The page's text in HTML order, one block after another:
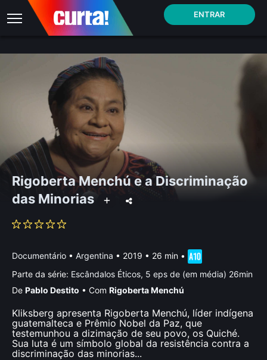
ENTRAR
Rigoberta Menchú e a Discriminação
das Minorias
Documentário • Argentina • 2019 • 26 min •
Parte da série: Escândalos Éticos, 5 eps de (em média) 26min
De Pablo Destito • Com Rigoberta Menchú
Kliksberg apresenta Rigoberta Menchú, líder indígena
guatemalteca e Prêmio Nobel da Paz, que
testemunhou a dizimação de seu povo, os Quiché.
Sua luta é um símbolo global da resistência contra a
discriminação das minorias...